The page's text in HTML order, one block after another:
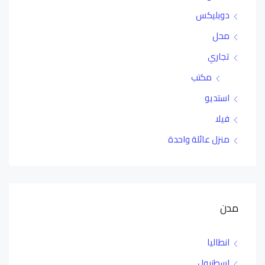
دوبليكس
محل
تجاري
مكتب
استديو
فيلا
منزل عائلة واحدة
مدن
انطاليا